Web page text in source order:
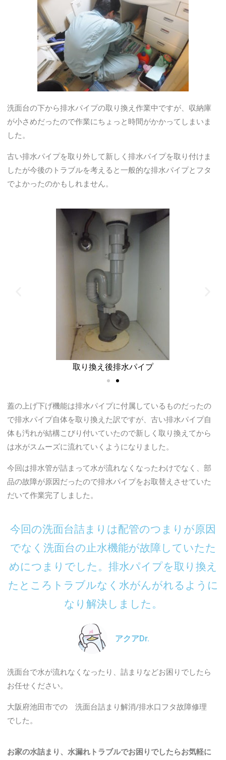
洗面台の下から排水パイプの取り換え作業中ですが、収納庫
が小さめだったので作業にちょっと時間がかかってしまいま
した。
古い排水パイプを取り外して新しく排水パイプを取り付けま
したが今後のトラブルを考えると一般的な排水パイプとフタ
でよかったのかもしれません。
取り換え後排水パイプ
蓋の上げ下げ機能は排水パイプに付属しているものだったの
で排水パイプ自体を取り換えた訳ですが、古い排水パイプ自
体も汚れが結構こびり付いていたので新しく取り換えてから
は水がスムーズに流れていくようになりました。
今回は排水管が詰まって水が流れなくなったわけでなく、部
品の故障が原因だったので排水パイプをお取替えさせていた
だいて作業完了しました。
今回の洗面台詰まりは配管のつまりが原因
でなく洗面台の止水機能が故障していたた
めにつまりでした。排水パイプを取り換え
たところトラブルなく水がんがれるように
なり解決しました。
アクアDr.
洗面台で水が流れなくなったり、詰まりなどお困りでしたら
お任せください。
大阪府池田市での 洗面台詰まり解消/排水口フタ故障修理
でした。
お家の水詰まり、水漏れトラブルでお困りでしたらお気軽に